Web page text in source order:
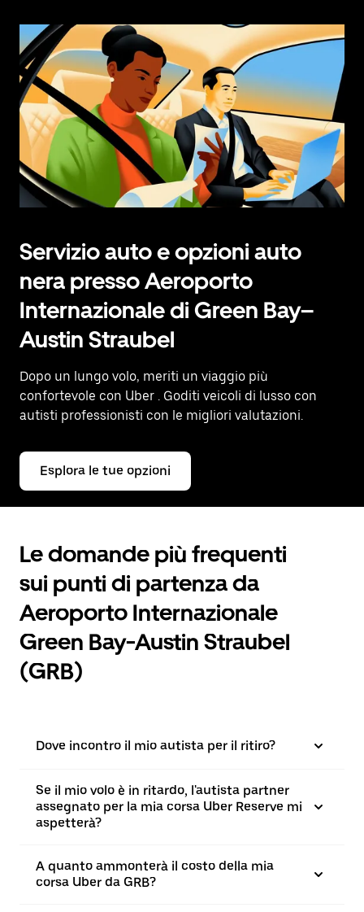
Servizio auto e opzioni auto
nera presso Aeroporto
Internazionale di Green Bay–
Austin Straubel
Dopo un lungo volo, meriti un viaggio più
confortevole con Uber . Goditi veicoli di lusso con
autisti professionisti con le migliori valutazioni.
Esplora le tue opzioni
Le domande più frequenti
sui punti di partenza da
Aeroporto Internazionale
Green Bay-Austin Straubel
(GRB)
Dove incontro il mio autista per il ritiro?
Se il mio volo è in ritardo, l'autista partner
assegnato per la mia corsa Uber Reserve mi
aspetterà?
A quanto ammonterà il costo della mia
corsa Uber da GRB?